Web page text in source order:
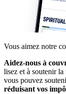
Vous aimez notre
Aidez-nous à
lisez et à soutenir
vous pouvez
réduisant vos